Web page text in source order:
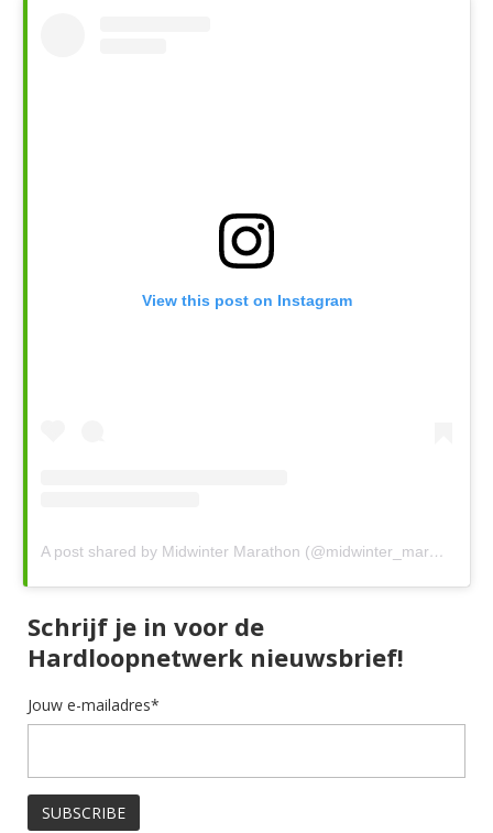
View this post on Instagram
A post shared by Midwinter Marathon (@midwinter_marathon)
Schrijf je in voor de
Hardloopnetwerk nieuwsbrief!
Jouw e-mailadres*